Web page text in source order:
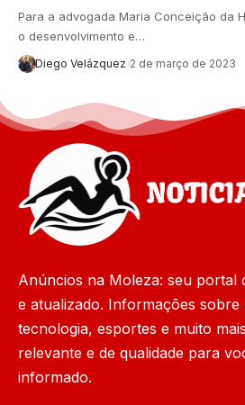
Para a advogada Maria Conceição da
o desenvolvimento e…
Diego Velázquez 2 de março de 2023
Anúncios na Moleza: seu portal
e atualizado. Informações
tecnologia, esportes e muito
relevante e de qualidade para
informado.